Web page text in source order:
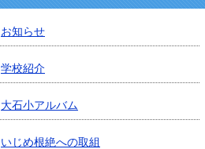
お知らせ
学校紹介
大石小アルバム
いじめ根絶への取組